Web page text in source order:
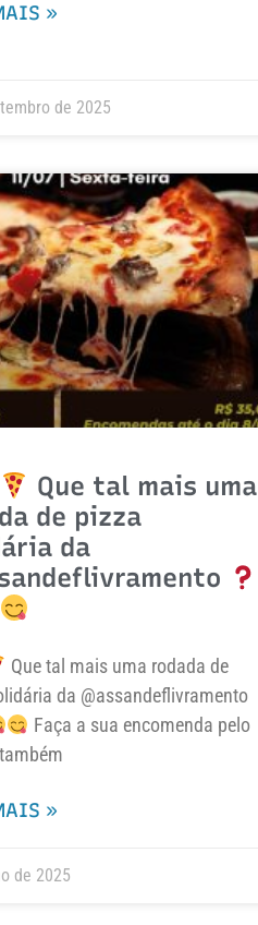
»
de 2025
Que tal mais uma
de pizza
da
Que tal mais uma rodada de
da @assandeflivramento
Faça a sua encomenda pelo
»
de 2025